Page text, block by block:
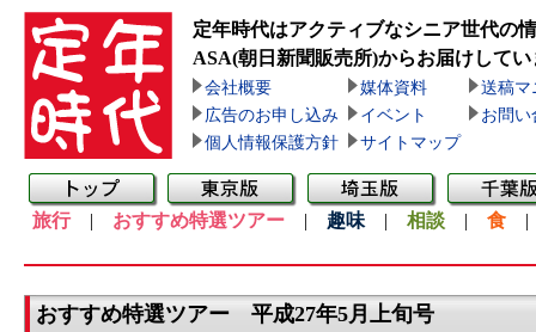
定年時代はアクティブなシニア世代の
ASA(朝日新聞販売所)からお届けしてい
会社概要 媒体資料
送稿マ
広告のお申し込み
イベント
お問い
個人情報保護方針
サイトマップ
旅行| おすすめ特選ツアー | 趣味 | 相談 | 食
おすすめ特選ツアー 平成27年5月上旬号